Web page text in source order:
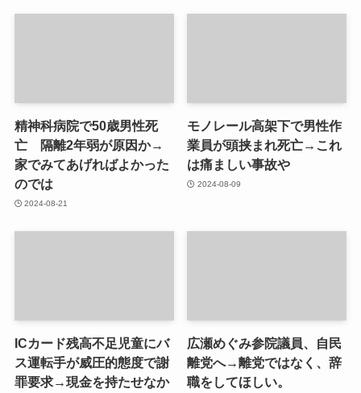
精神科病院で50歳男性死
亡 隔離2年弱が原因か→
家でみてあげればよかった
のでは
2024-08-21
モノレール高架下で男性作
業員が頭挟まれ死亡→これ
は痛ましい事故や
2024-08-09
ICカード残高不足児童にバ
ス運転手が威圧的態度で謝
罪要求→現金を持たせなか
広瀬めぐみ参院議員、自民
離党へ→離党ではなく、辞
職をしてほしい。